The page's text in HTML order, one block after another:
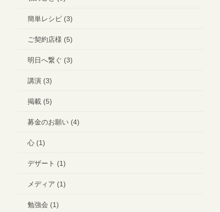
簡単レシピ (3)
ご契約店様 (5)
明日へ繋ぐ (3)
講演 (3)
掲載 (5)
募金のお願い (4)
心 (1)
デザート (1)
メディア (1)
勉強会 (1)